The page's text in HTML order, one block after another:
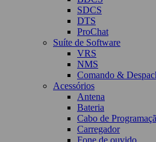
SDCS
DTS
ProChat
Suíte de Software
VRS
NMS
Comando &
Acessórios
Antena
Bateria
Cabo de
Carregador
Fone de ouvido